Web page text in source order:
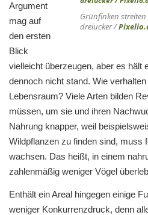
Grünfinken
dreiucker /
Argument
mag auf
den ersten
Blick
vielleicht überzeugen, aber es hält
dennoch nicht stand. Wie
Lebensraum? Viele Arten bilden
müssen, um sie und ihren
Nahrung knapper, weil
Wildpflanzen zu finden sind, muss
wachsen. Das heißt, in einem
zahlenmäßig weniger Vögel
Enthält ein Areal hingegen einige
weniger Konkurrenzdruck, denn